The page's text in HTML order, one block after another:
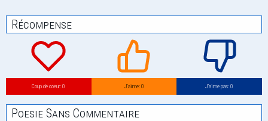
Récompense
Coup de coeur: 0 J’aime: 0 J’aime pas: 0
Poesie Sans Commentaire